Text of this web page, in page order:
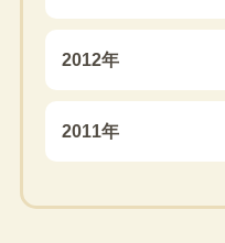
2012年
2011年